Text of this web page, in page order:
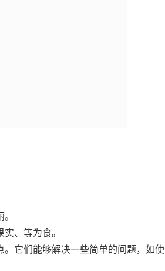
、等为食。
它们能够解决一些简单的问题，如使